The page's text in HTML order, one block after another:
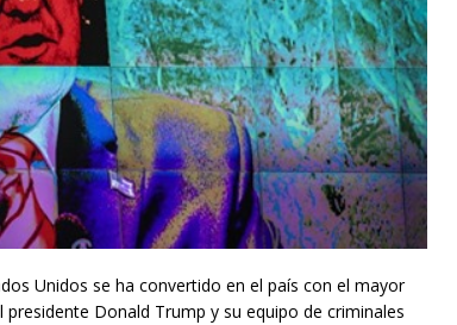
Unidos se ha convertido en el país con el mayor
Donald Trump y su equipo de criminales